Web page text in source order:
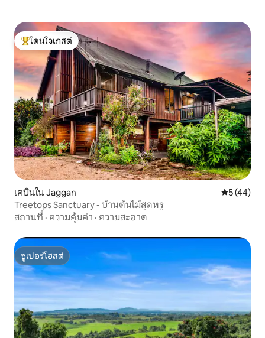
โดนใจเกสต์ที่สุด
โดนใจเกสต์
เคบินใน Jaggan คะแนนเฉลี่
5 (44)
Treetops Sanctuary - บ้านต้นไม้สุดหรู
สถานที่ · ความคุ้มค่า · ความสะอาด
ซูเปอร์โฮสต์
ซูเปอร์โฮสต์